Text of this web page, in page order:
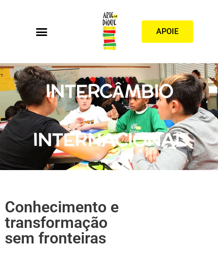
APOIE
INTERCÂMBIO
INTERNACIONAL
Conhecimento e
transformação
sem fronteiras